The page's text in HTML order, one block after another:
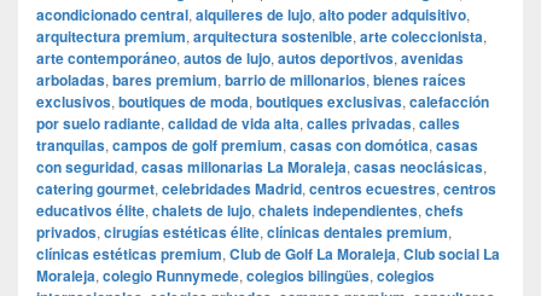
acondicionado central, alquileres de lujo, alto poder adquisitivo,
arquitectura premium, arquitectura sostenible, arte coleccionista,
arte contemporáneo, autos de lujo, autos deportivos, avenidas
arboladas, bares premium, barrio de millonarios, bienes raíces
exclusivos, boutiques de moda, boutiques exclusivas, calefacción
por suelo radiante, calidad de vida alta, calles privadas, calles
tranquilas, campos de golf premium, casas con domótica, casas
con seguridad, casas millonarias La Moraleja, casas neoclásicas,
catering gourmet, celebridades Madrid, centros ecuestres, centros
educativos élite, chalets de lujo, chalets independientes, chefs
privados, cirugías estéticas élite, clínicas dentales premium,
clínicas estéticas premium, Club de Golf La Moraleja, Club social La
Moraleja, colegio Runnymede, colegios bilingües, colegios